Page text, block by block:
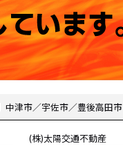
中津市／宇佐市／豊後高田市
(株)太陽交通不動産